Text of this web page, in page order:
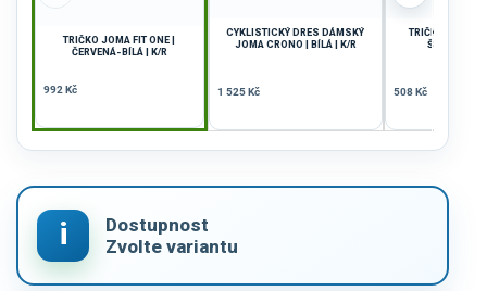
TRIČKO JOMA FIT ONE |
ČERVENÁ-BÍLÁ | K/R
992 Kč
CYKLISTICKÝ DRES DÁMSKÝ
JOMA CRONO | BÍLÁ | K/R
1 525 Kč
TRIČKO JOMA
ŠEDÁ-
508 Kč